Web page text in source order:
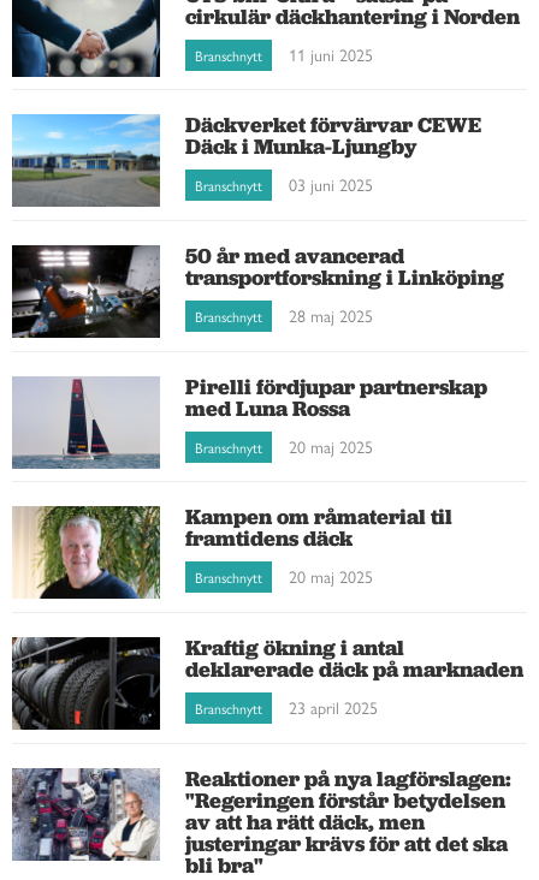
cirkulär däckhantering i Norden
Branschnytt 11 juni 2025
Däckverket förvärvar CEWE
Däck i Munka-Ljungby
Branschnytt 03 juni 2025
50 år med avancerad
transportforskning i Linköping
Branschnytt 28 maj 2025
Pirelli fördjupar partnerskap
med Luna Rossa
Branschnytt 20 maj 2025
Kampen om råmaterial til
framtidens däck
Branschnytt 20 maj 2025
Kraftig ökning i antal
deklarerade däck på marknaden
Branschnytt 23 april 2025
Reaktioner på nya lagförslagen:
"Regeringen förstår betydelsen
av att ha rätt däck, men
justeringar krävs för att det ska
bli bra"